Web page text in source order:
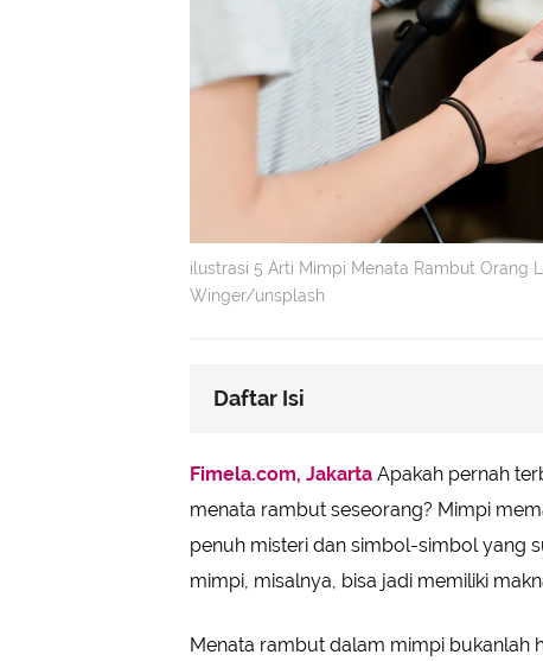
ilustrasi 5 Arti Mimpi Menata Rambut Orang
Winger/unsplash
Daftar Isi
• Mimpi Menata Rambut Teman Dekat
• Mimpi Menata Rambut Keluarga
• Mimpi Menata Rambut Orang Asing
• Mimpi Menata Rambut Artis
Fimela.com, Jakarta Apakah pernah
menata rambut seseorang? Mimpi
penuh misteri dan simbol-simbol yang
mimpi, misalnya, bisa jadi memiliki
Menata rambut dalam mimpi bukanlah